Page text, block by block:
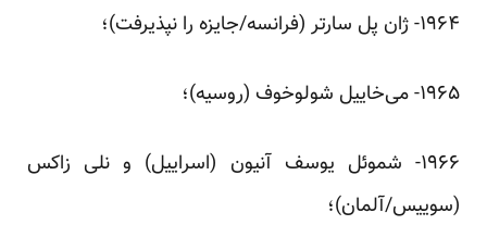
‌۱۹۶۴- ژان پل سار‌تر (فرانسه/جایزه را نپذیرفت)؛
‌۱۹۶۵- می‌خاییل شولوخوف (روسیه)؛
‌۱۹۶۶- شموئل یوسف آنیون (اسراییل) و نلی زاکس
(سوییس/آلمان)؛